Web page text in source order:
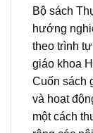
Bộ sách
hướng
theo trình
giáo khoa
Cuốn sách
và hoạt
một cách